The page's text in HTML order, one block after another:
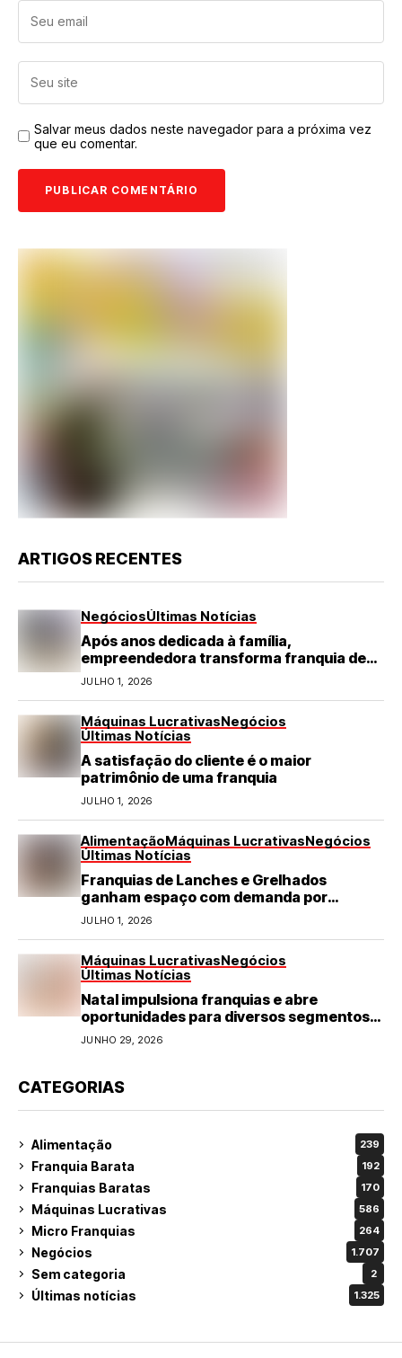
Salvar meus dados neste navegador para a próxima vez
que eu comentar.
ARTIGOS RECENTES
NegóciosÚltimas Notícias
Após anos dedicada à família,
empreendedora transforma franquia de
turismo em negócio de destaque no RN
JULHO 1, 2026
Máquinas LucrativasNegócios
Últimas Notícias
A satisfação do cliente é o maior
patrimônio de uma franquia
JULHO 1, 2026
AlimentaçãoMáquinas LucrativasNegócios
Últimas Notícias
Franquias de Lanches e Grelhados
ganham espaço com demanda por
refeições rápidas e de qualidade
JULHO 1, 2026
Máquinas LucrativasNegócios
Últimas Notícias
Natal impulsiona franquias e abre
oportunidades para diversos segmentos
do varejo
JUNHO 29, 2026
CATEGORIAS
Alimentação 239
Franquia Barata 192
Franquias Baratas 170
Máquinas Lucrativas 586
Micro Franquias 264
Negócios 1.707
Sem categoria 2
Últimas notícias 1.325